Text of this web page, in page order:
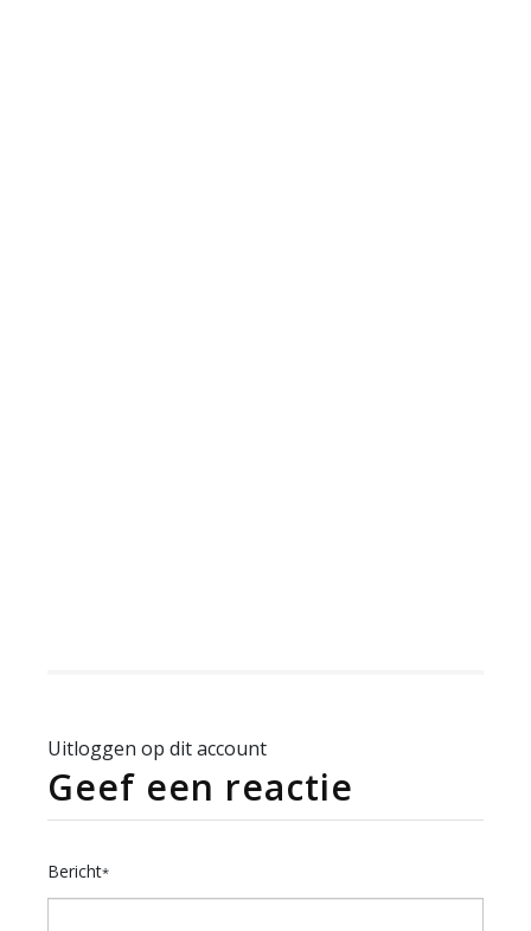
Uitloggen op dit account
Geef een reactie
Bericht*